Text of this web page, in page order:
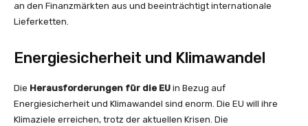
an den Finanzmärkten aus und beeinträchtigt internationale
Lieferketten.
Energiesicherheit und Klimawandel
Die Herausforderungen für die EU in Bezug auf
Energiesicherheit und Klimawandel sind enorm. Die EU will ihre
Klimaziele erreichen, trotz der aktuellen Krisen. Die